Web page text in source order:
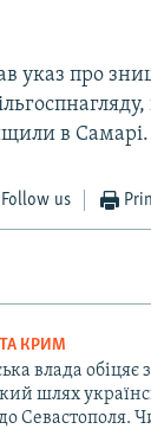
указ про
в Самарі.
Follow us
КРИМ
влада обіцяє
шлях
Севастополя.